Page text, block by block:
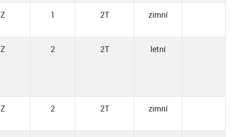
Z 1 2T zimní
Z 2 2T letní
Z 2 2T zimní